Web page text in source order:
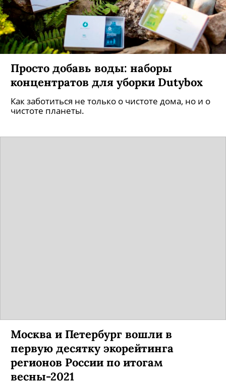
Просто добавь воды: наборы
концентратов для уборки Dutybox
Как заботиться не только о чистоте дома, но и о
чистоте планеты.
Москва и Петербург вошли в
первую десятку экорейтинга
регионов России по итогам
весны-2021